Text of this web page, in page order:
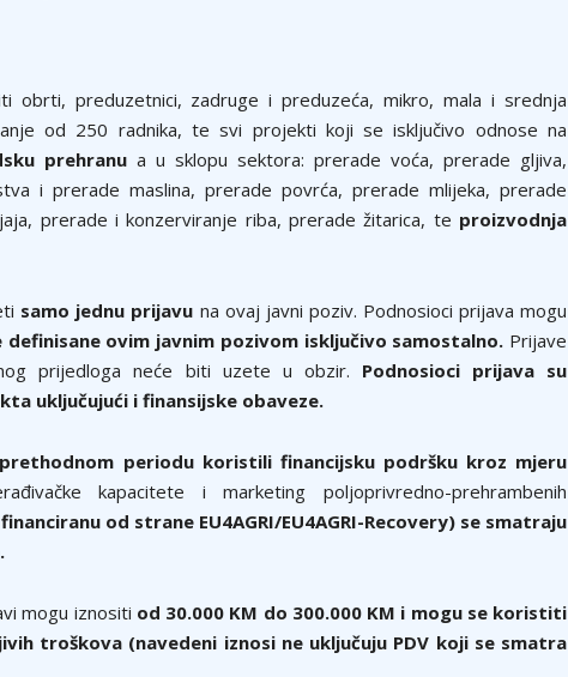
obrti, preduzetnici, zadruge i preduzeća, mikro, mala i srednja
od 250 radnika, te svi projekti koji se isključivo odnose na
prehranu a u sklopu sektora: prerade voća, prerade gljiva,
i prerade maslina, prerade povrća, prerade mlijeka, prerade
prerade i konzerviranje riba, prerade žitarica, te proizvodnja
samo jednu prijavu na ovaj javni poziv. Podnosioci prijava mogu
ovim javnim pozivom isključivo samostalno. Prijave
prijedloga neće biti uzete u obzir. Podnosioci prijava su
uključujući i finansijske obaveze.
periodu koristili financijsku podršku kroz mjeru
kapacitete i marketing poljoprivredno-prehrambenih
od strane EU4AGRI/EU4AGRI-Recovery) se smatraju
mogu iznositi od 30.000 KM do 300.000 KM i mogu se koristiti
troškova (navedeni iznosi ne uključuju PDV koji se smatra